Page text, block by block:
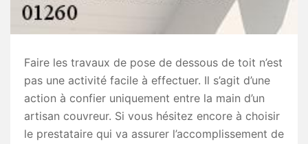
Faire les travaux de pose de dessous de toit n’est
pas une activité facile à effectuer. Il s’agit d’une
action à confier uniquement entre la main d’un
artisan couvreur. Si vous hésitez encore à choisir
le prestataire qui va assurer l’accomplissement de